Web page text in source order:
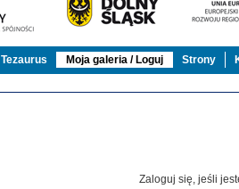
Tezaurus Moja galeria / Loguj Strony
Zaloguj się, jeśli